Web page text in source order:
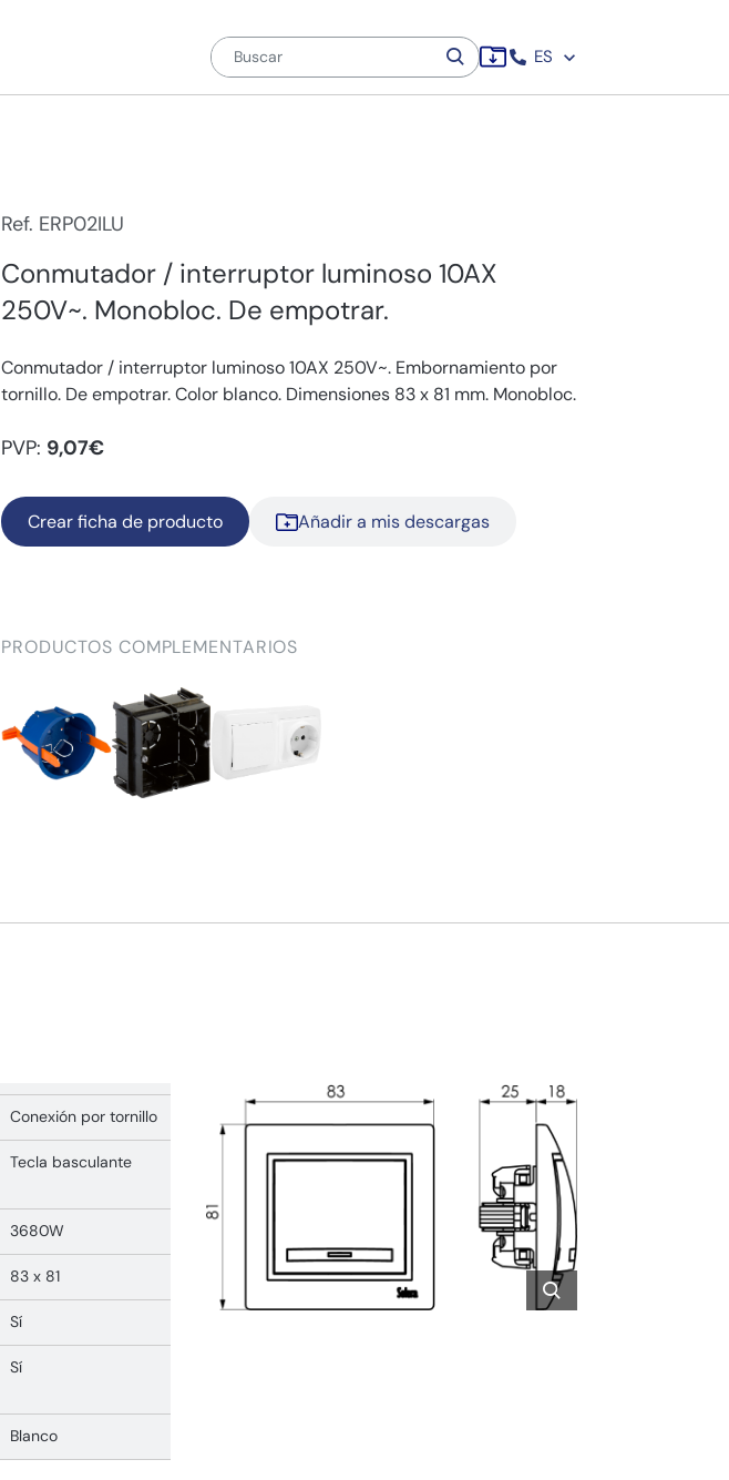
ES
Ref. ERP02ILU
Conmutador / interruptor luminoso 10AX
250V~. Monobloc. De empotrar.
Conmutador / interruptor luminoso 10AX 250V~. Embornamiento por
tornillo. De empotrar. Color blanco. Dimensiones 83 x 81 mm. Monobloc.
PVP: 9,07€
Crear ficha de producto Añadir a mis descargas
PRODUCTOS COMPLEMENTARIOS
Conexión por tornillo
Tecla basculante
3680W
83 x 81
Sí
Sí
Blanco